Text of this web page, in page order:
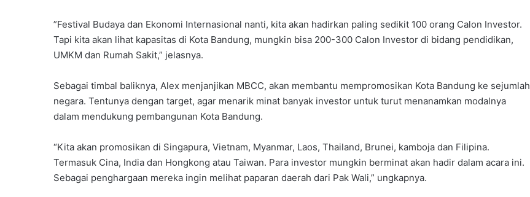
‎”Festival Budaya dan Ekonomi Internasional nanti, kita akan hadirkan paling sedikit 100 orang Calon Investor.
Tapi kita akan lihat kapasitas di Kota Bandung, mungkin bisa 200-300 Calon Investor di bidang pendidikan,
UMKM dan Rumah Sakit,” jelasnya.
Sebagai timbal baliknya, Alex ‎menjanjikan MBCC, akan membantu mempromosikan Kota Bandung ke sejumlah
negara. Tentunya dengan target, agar menarik minat banyak investor untuk turut menanamkan modalnya
dalam mendukung pembangunan Kota Bandung.
“Kita akan promosikan di Singapura, Vietnam, Myanmar, Laos, Thailand, Brunei, kamboja dan Filipina.
Termasuk Cina, India dan Hongkong atau Taiwan. Para investor mungkin berminat akan hadir dalam acara ini.
Sebagai penghargaan mereka ingin melihat paparan daerah dari Pak Wali,” ungkapnya.